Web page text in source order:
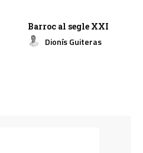
Barroc al segle XXI
Dionís Guiteras